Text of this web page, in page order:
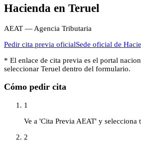
Hacienda en Teruel
AEAT — Agencia Tributaria
Pedir cita previa oficialSede oficial de
* El enlace de cita previa es el portal
seleccionar Teruel dentro del formulario.
Cómo pedir cita
1
Ve a 'Cita Previa AEAT' y selecciona
2